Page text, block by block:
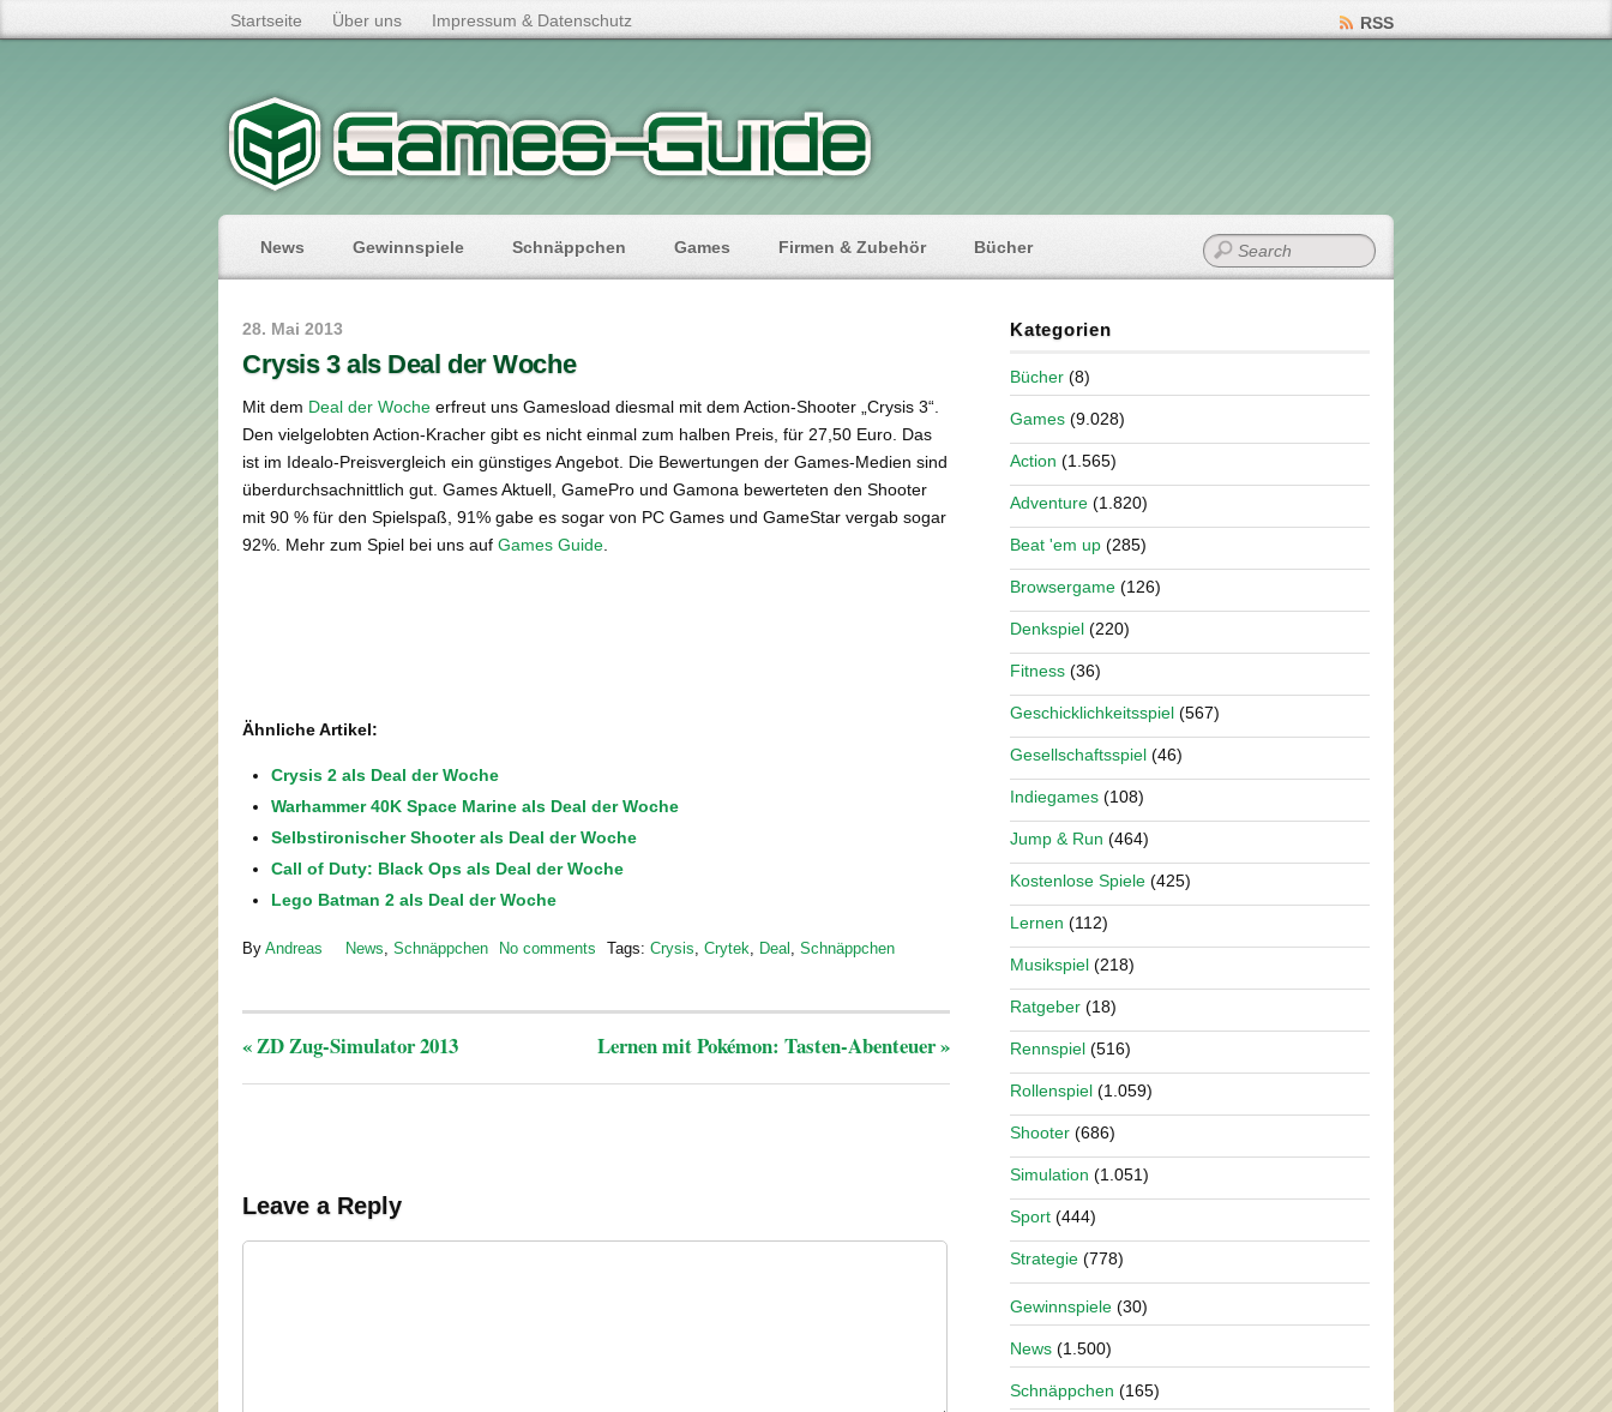
Startseite Über uns Impressum & Datenschutz RSS
News Gewinnspiele Schnäppchen Games Firmen & Zubehör Bücher
28. Mai 2013
Crysis 3 als Deal der Woche
Mit dem Deal der Woche erfreut uns Gamesload diesmal mit dem Action-Shooter „Crysis 3“.
Den vielgelobten Action-Kracher gibt es nicht einmal zum halben Preis, für 27,50 Euro. Das
ist im Idealo-Preisvergleich ein günstiges Angebot. Die Bewertungen der Games-Medien sind
überdurchsachnittlich gut. Games Aktuell, GamePro und Gamona bewerteten den Shooter
mit 90 % für den Spielspaß, 91% gabe es sogar von PC Games und GameStar vergab sogar
92%. Mehr zum Spiel bei uns auf Games Guide
Ähnliche Artikel:
Crysis 2 als Deal der Woche
Warhammer 40K Space Marine als Deal der Woche
Selbstironischer Shooter als Deal der Woche
Call of Duty: Black Ops als Deal der Woche
Lego Batman 2 als Deal der Woche
By Andreas News, Schnäppchen No comments Tags: Crysis, Crytek, Deal , Schnäppchen
«ZD Zug-Simulator 2013 Lernen mit Pokémon: Tasten-Abenteuer»
Leave a Reply
Kategorien
Bücher (8)
Games (9.028)
Action (1.565)
Adventure (1.820)
Beat 'em up (285)
Browsergame (126)
Denkspiel (220)
Fitness (36)
Geschicklichkeitsspiel (567)
Gesellschaftsspiel (46)
Indiegames (108)
Jump & Run (464)
Kostenlose Spiele (425)
Lernen (112)
Musikspiel (218)
Ratgeber (18)
Rennspiel (516)
Rollenspiel (1.059)
Shooter (686)
Simulation (1.051)
Sport (444)
Strategie (778)
Gewinnspiele (30)
News (1.500)
Schnäppchen (165)